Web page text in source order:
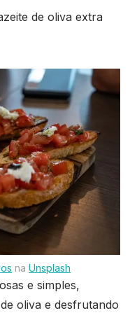
de oliva extra
na Unsplash
e simples,
oliva e desfrutando